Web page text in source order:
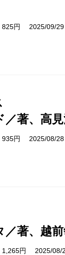
円 2025/09/29
著、高
円 2025/08/28
著、越
円 2025/08/